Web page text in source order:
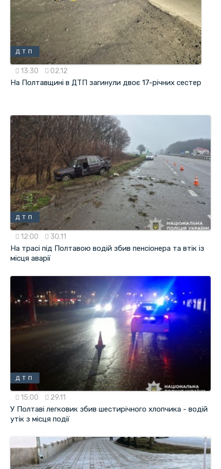
ДТП
13:30 02.12
На Полтавщині в ДТП загинули двоє 17-річних сестер
ДТП
12:00 30.11
На трасі під Полтавою водій збив пенсіонера та втік із
місця аварії
ДТП
15:00 29.11
У Полтаві легковик збив шестирічного хлопчика - водій
утік з місця події